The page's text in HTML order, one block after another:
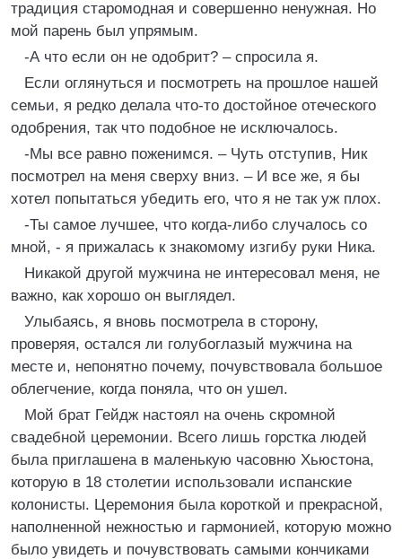
традиция старомодная и совершенно ненужная. Но
мой парень был упрямым.
-А что если он не одобрит? – спросила я.
Если оглянуться и посмотреть на прошлое нашей
семьи, я редко делала что-то достойное отеческого
одобрения, так что подобное не исключалось.
-Мы все равно поженимся. – Чуть отступив, Ник
посмотрел на меня сверху вниз. – И все же, я бы
хотел попытаться убедить его, что я не так уж плох.
-Ты самое лучшее, что когда-либо случалось со
мной, - я прижалась к знакомому изгибу руки Ника.
Никакой другой мужчина не интересовал меня, не
важно, как хорошо он выглядел.
Улыбаясь, я вновь посмотрела в сторону,
проверяя, остался ли голубоглазый мужчина на
месте и, непонятно почему, почувствовала большое
облегчение, когда поняла, что он ушел.
Мой брат Гейдж настоял на очень скромной
свадебной церемонии. Всего лишь горстка людей
была приглашена в маленькую часовню Хьюстона,
которую в 18 столетии использовали испанские
колонисты. Церемония была короткой и прекрасной,
наполненной нежностью и гармонией, которую можно
было увидеть и почувствовать самыми кончиками